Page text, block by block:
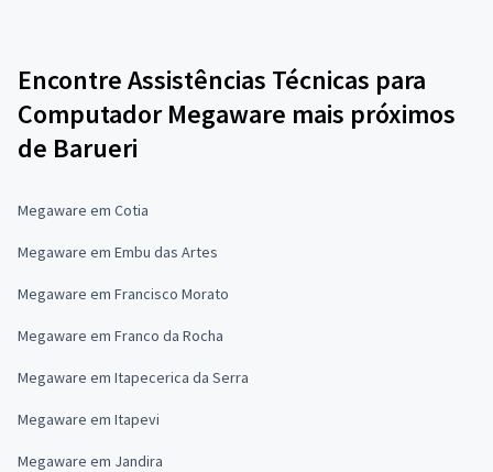
Encontre Assistências Técnicas para
Computador Megaware mais próximos
de Barueri
Megaware em Cotia
Megaware em Embu das Artes
Megaware em Francisco Morato
Megaware em Franco da Rocha
Megaware em Itapecerica da Serra
Megaware em Itapevi
Megaware em Jandira